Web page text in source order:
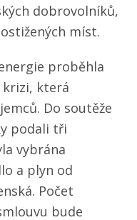
dobrovolníků,
míst.
proběhla
krizi, která
Do soutěže
podali tři
vybrána
a plyn od
Počet
bude